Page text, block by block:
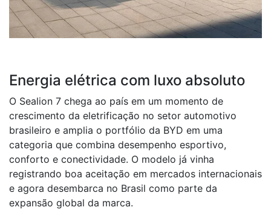
Energia elétrica com luxo absoluto
O Sealion 7 chega ao país em um momento de
crescimento da eletrificação no setor automotivo
brasileiro e amplia o portfólio da BYD em uma
categoria que combina desempenho esportivo,
conforto e conectividade. O modelo já vinha
registrando boa aceitação em mercados internacionais
e agora desembarca no Brasil como parte da
expansão global da marca.